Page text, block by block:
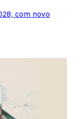
com novo